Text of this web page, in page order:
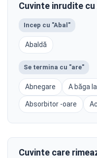
Cuvinte inrudite
Incep cu "Abal"
Abaldă
Se termina cu "are"
Abnegare A băga
Absorbitor -oare
Cuvinte care